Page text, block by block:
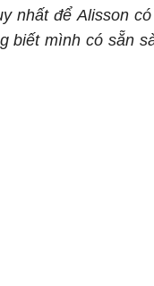
nhất để Alisson
biết mình có sẵn